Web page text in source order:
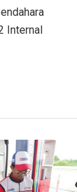
Internal